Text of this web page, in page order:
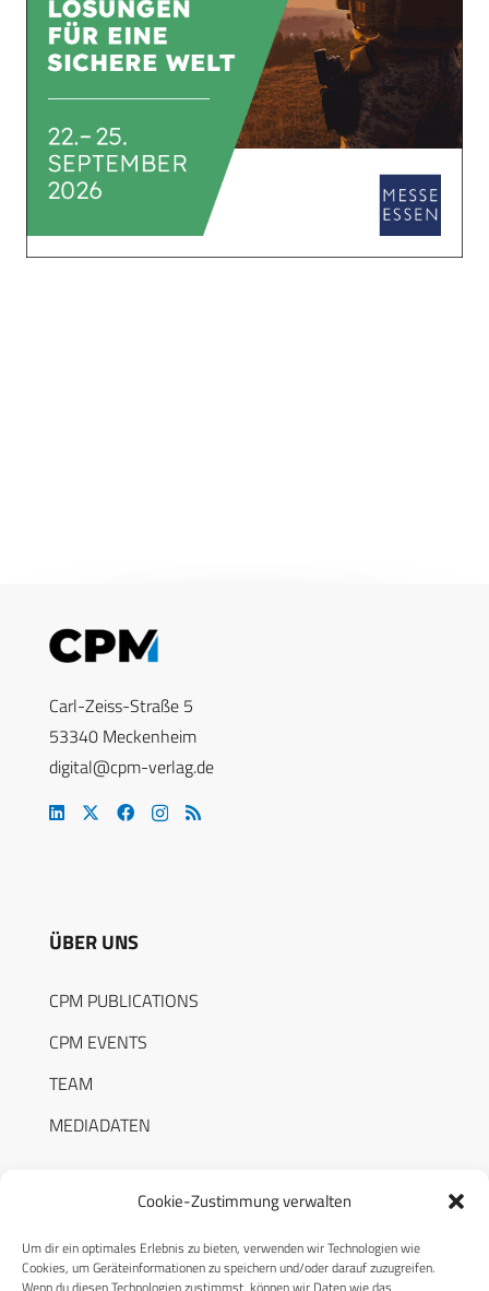
Cookie-Zustimmung verwalten
Um dir ein optimales Erlebnis zu bieten, verwenden wir Technologien wie
Cookies, um Geräteinformationen zu speichern und/oder darauf zuzugreifen.
Carl-Zeiss-Straße 5
53340 Meckenheim
digital@cpm-verlag.de
ÜBER UNS
CPM PUBLICATIONS
CPM EVENTS
TEAM
MEDIADATEN
RECHTLICHES